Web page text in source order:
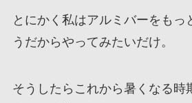
とにかく私はアルミバーをもっ
うだからやってみたいだけ。
そうしたらこれから暑くなる時